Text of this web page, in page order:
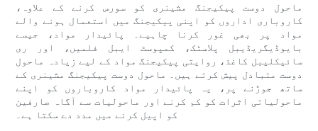
ماحول دوست پیکیجنگ مشینری کو سورس کرنے کے علاوہ،
کاروباری اداروں کو اپنی پیکیجنگ میں استعمال ہونے والے
مواد پر بھی غور کرنا چاہیے۔ پائیدار مواد، جیسے
بایوڈیگریڈیبل پلاسٹک، کمپوسٹ ایبل فلمیں، اور ری
سائیکلیبل کاغذ، روایتی پیکیجنگ مواد کے لیے زیادہ ماحول
دوست متبادل پیش کرتے ہیں۔ ماحول دوست پیکیجنگ مشینری کے
ساتھ جوڑنے پر، یہ پائیدار مواد کاروباروں کو اپنے
ماحولیاتی اثرات کو کم کرنے اور ماحولیات سے آگاہ صارفین
کو اپیل کرنے میں مدد دے سکتا ہے۔